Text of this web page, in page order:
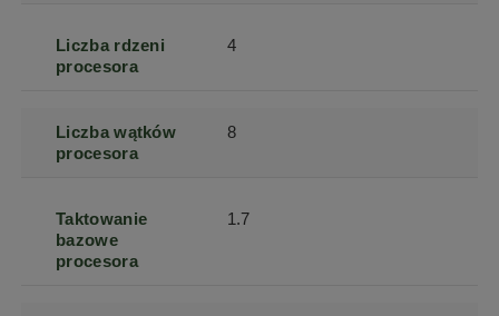
Liczba rdzeni
procesora
4
Liczba wątków
procesora
8
Taktowanie
bazowe
procesora
1.7